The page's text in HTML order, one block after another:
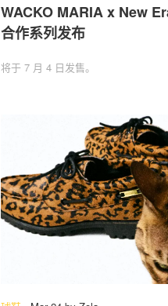
WACKO MARIA x New
合作系列发布
将于 7 月 4 日发售。